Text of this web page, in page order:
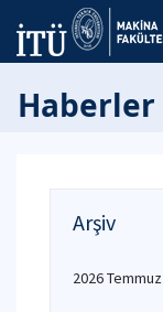
Haberler
Arşiv
2026 Temmuz